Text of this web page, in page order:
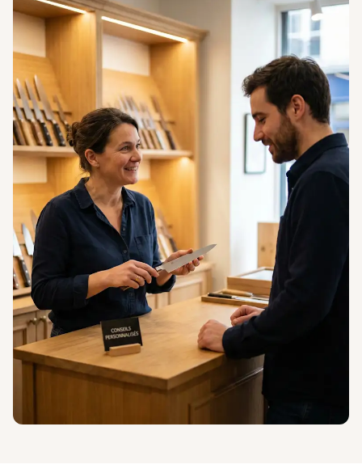
Vous ne trouvez pas votre activité ?
Comparatif RC Pro 2026 : Quel assureur
choisir pour votre entreprise ?
Comparatif
Comparatif RC
Insify x Pennylane - découvrez notre offre
Un bon partenaire financier est essentiel à votre
activité.
Ensavoir plus
savoir
Espace presse